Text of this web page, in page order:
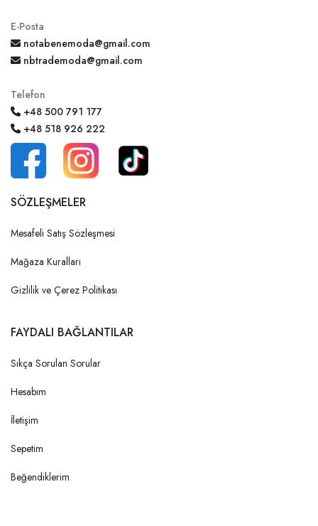
E-Posta
notabenemoda@gmail.com
nbtrademoda@gmail.com
Telefon
+48 500 791 177
+48 518 926 222
SÖZLEŞMELER
Mesafeli Satış Sözleşmesi
Mağaza Kuralları
Gizlilik ve Çerez Politikası
FAYDALI BAĞLANTILAR
Sıkça Sorulan Sorular
Hesabım
İletişim
Sepetim
Beğendiklerim